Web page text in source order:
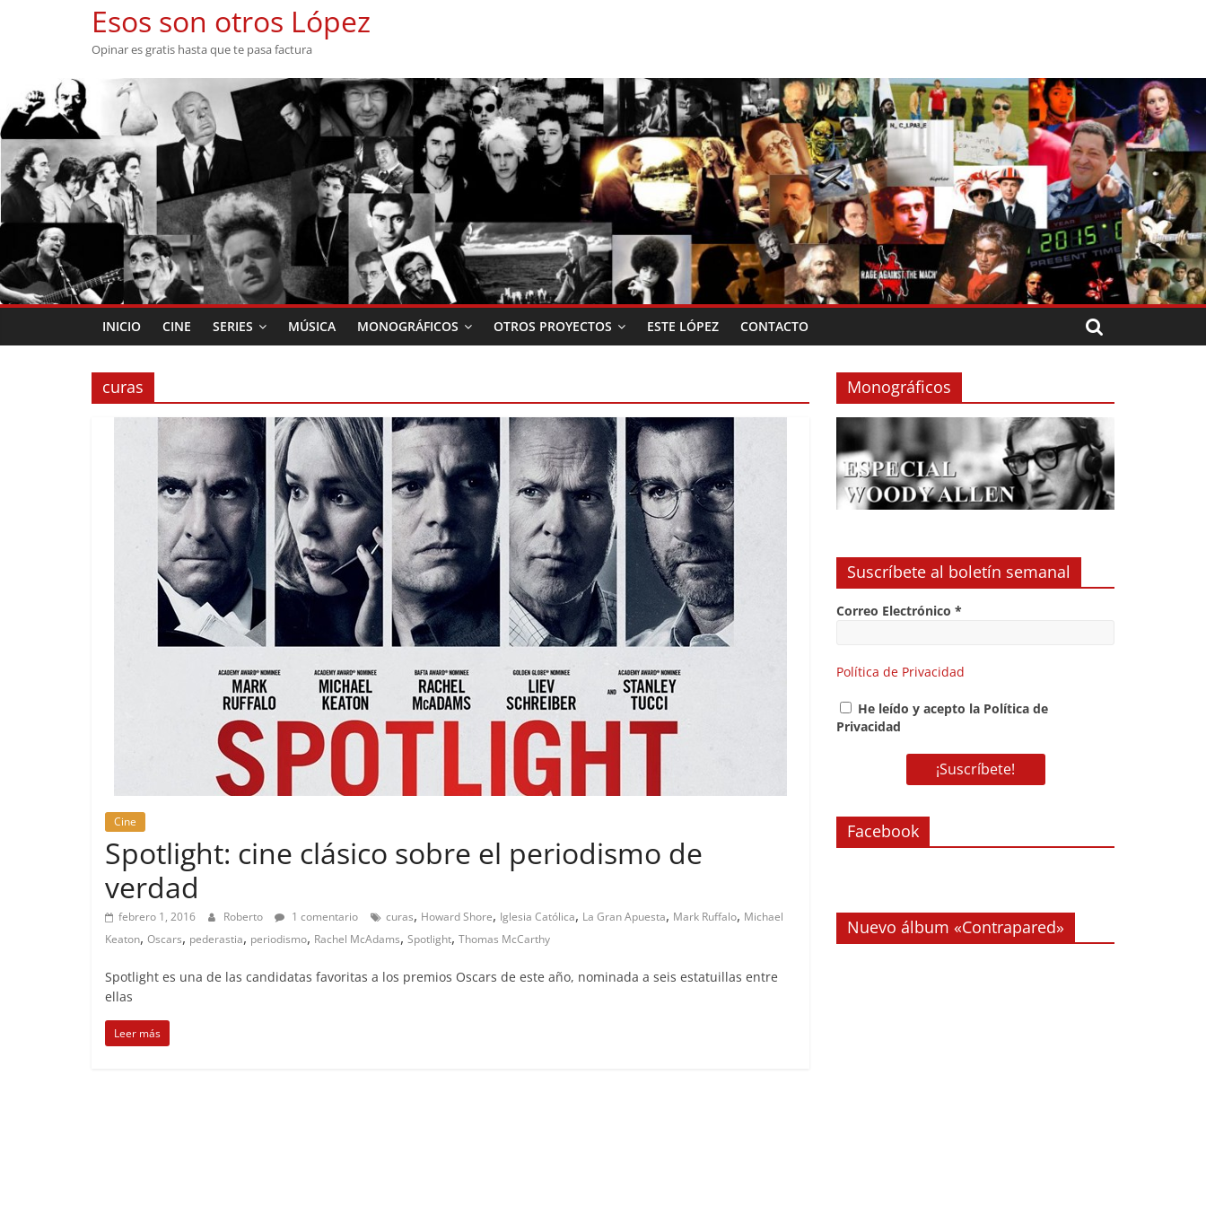
Esos son otros López
Opinar es gratis hasta que te pasa factura
INICIO CINE SERIES MÚSICA MONOGRÁFICOS OTROS PROYECTOS ESTE LÓPEZ CONTACTO
curas
Cine
Spotlight: cine clásico sobre el periodismo de
verdad
febrero 1, 2016 Roberto 1 comentario curas, Howard Shore, Iglesia Católica, La Gran Apuesta, Mark Ruffalo, Michael
Keaton, Oscars, pederastia, periodismo, Rachel McAdams, Spotlight, Thomas McCarthy
Spotlight es una de las candidatas favoritas a los premios Oscars de este año, nominada a seis estatuillas entre
ellas
Leer más
Monográficos
Suscríbete al boletín semanal
Correo Electrónico *
Política de Privacidad
He leído y acepto la Política de
Privacidad
Facebook
Nuevo álbum «Contrapared»